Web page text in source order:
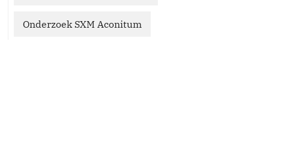
Onderzoek SXM Aconitum